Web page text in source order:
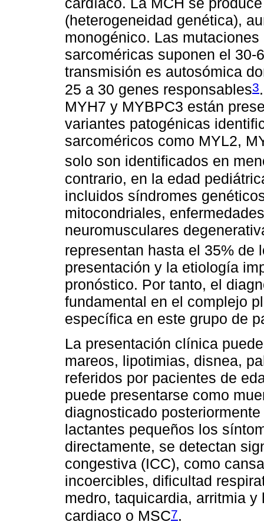
(heterogeneidad genética),
monogénico. Las
sarcoméricas suponen el
transmisión es autosómica
25 a 30 genes responsables3
MYH7 y MYBPC3 están
variantes patogénicas
sarcoméricos como MYL2,
solo son identificados en
contrario, en la edad
incluidos síndromes
mitocondriales,
neuromusculares
representan hasta el 35% de
presentación y la etiología
pronóstico. Por tanto, el
fundamental en el complejo
específica en este grupo de
La presentación clínica
mareos, lipotimias, disnea,
referidos por pacientes de
puede presentarse como
diagnosticado
lactantes pequeños los
directamente, se detectan
congestiva (ICC), como
incoercibles, dificultad
medro, taquicardia, arritmia
cardiaco o MSC7.